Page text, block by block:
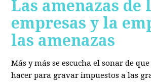
Las amenazas de
empresas y la
las amenazas
Más y más se escucha el sonar de
hacer para gravar impuestos a las